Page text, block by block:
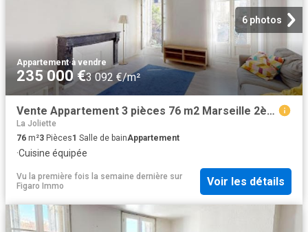
6 photos
Appartement·à vendre
235 000 €3 092 €/m²
Vente Appartement 3 pièces 76 m2 Marseille 2ème
La Joliette
76 m²3 Pièces1 Salle de bainAppartement
·Cuisine équipée
Vu la première fois la semaine dernière sur
Figaro Immo
Voir les détails